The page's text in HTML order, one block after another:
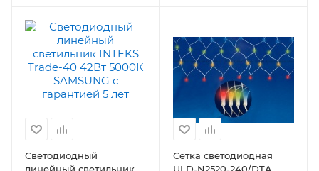
Светодиодный
Сетка светодиодная